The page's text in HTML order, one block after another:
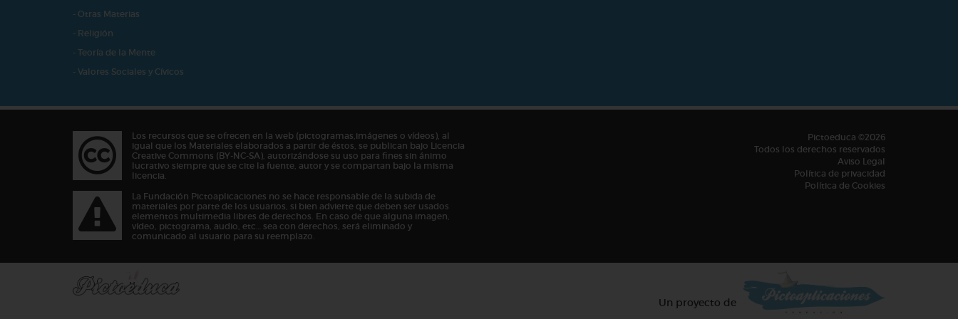
- Otras Materias
- Religión
- Teoría de la Mente
- Valores Sociales y Cívicos
Los recursos que se ofrecen en la web (pictogramas,imágenes o vídeos), al
igual que los Materiales elaborados a partir de éstos, se publican bajo Licencia
Creative Commons (BY-NC-SA), autorizándose su uso para fines sin ánimo
lucrativo siempre que se cite la fuente, autor y se compartan bajo la misma
licencia.
La Fundación Pictoaplicaciones no se hace responsable de la subida de
materiales por parte de los usuarios, si bien advierte que deben ser usados
elementos multimedia libres de derechos. En caso de que alguna imagen,
vídeo, pictograma, audio, etc… sea con derechos, será eliminado y
comunicado al usuario para su reemplazo.
Pictoeduca ©2026
Todos los derechos reservados
Aviso Legal
Política de privacidad
Política de Cookies
Un proyecto de